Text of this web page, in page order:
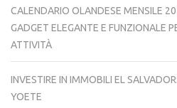
CALENDARIO OLANDESE MENSILE
GADGET ELEGANTE E FUNZIONALE
ATTIVITÀ
INVESTIRE IN IMMOBILI EL
YOETE